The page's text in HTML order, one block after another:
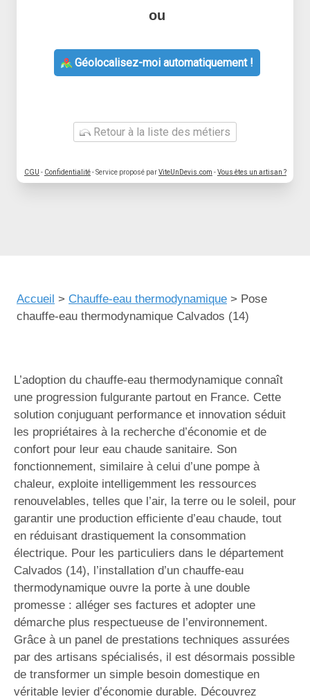
ou
Géolocalisez-moi automatiquement !
Retour à la liste des métiers
CGU - Confidentialité- Service proposé parViteUnDevis.com -Vous êtes un artisan ?
Accueil > Chauffe-eau thermodynamique > Pose
chauffe-eau thermodynamique Calvados (14)
L’adoption du chauffe-eau thermodynamique connaît
une progression fulgurante partout en France. Cette
solution conjuguant performance et innovation séduit
les propriétaires à la recherche d’économie et de
confort pour leur eau chaude sanitaire. Son
fonctionnement, similaire à celui d’une pompe à
chaleur, exploite intelligemment les ressources
renouvelables, telles que l’air, la terre ou le soleil, pour
garantir une production efficiente d’eau chaude, tout
en réduisant drastiquement la consommation
électrique. Pour les particuliers dans le département
Calvados (14), l’installation d’un chauffe-eau
thermodynamique ouvre la porte à une double
promesse : alléger ses factures et adopter une
démarche plus respectueuse de l’environnement.
Grâce à un panel de prestations techniques assurées
par des artisans spécialisés, il est désormais possible
de transformer un simple besoin domestique en
véritable levier d’économie durable. Découvrez